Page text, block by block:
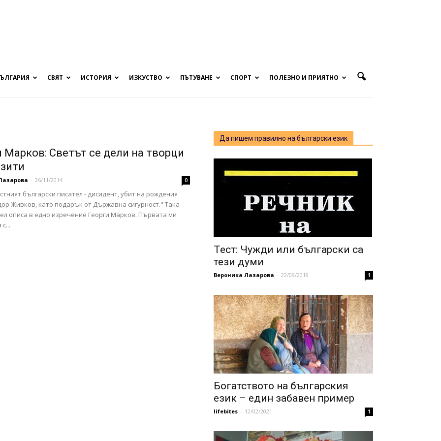
СВЯТ ИСТОРИЯ ИЗКУСТВО ПЪТУВАНЕ СПОРТ ПОЛЕЗНО И ПРИЯТНО
Марков: Светът се дели на творци
- 26/11/2014 0
български писател - дисидент, убит на рождения
Живков, като подарък от Държавна сигурност." Така
описа в едно изречение Георги Марков. Първата ми
Да пишем правилно на български език
Тест: Чужди или български са
тези думи
Вероника Лазарова - 22/09/2019 1
Богатството на българския
език – един забавен пример
lifebites - 12/02/2021 1